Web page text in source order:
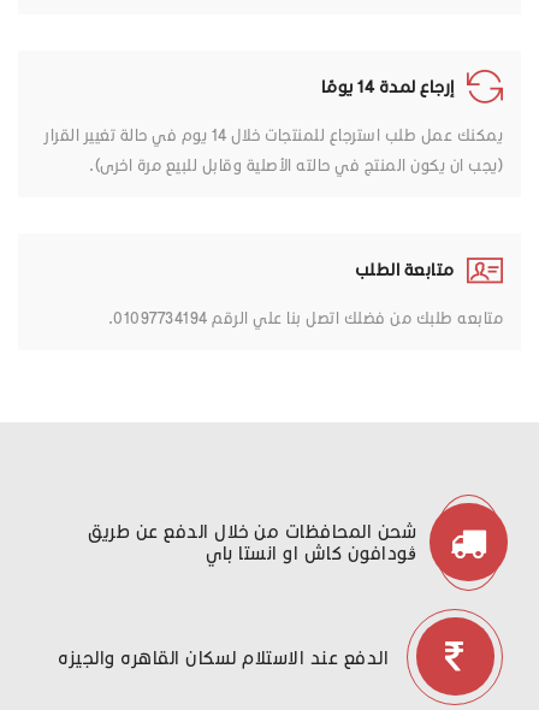
إرجاع لمدة 14 يومًا
يمكنك عمل طلب استرجاع للمنتجات خلال 14 يوم في حالة تغيير القرار
(يجب ان يكون المنتج في حالته الأصلية وقابل للبيع مرة اخرى).
متابعة الطلب
متابعه طلبك من فضلك اتصل بنا علي الرقم 01097734194.
شحن المحافظات من خلال الدفع عن طريق
ڤودافون كاش او انستا باي
الدفع عند الاستلام لسكان القاهره والجيزه